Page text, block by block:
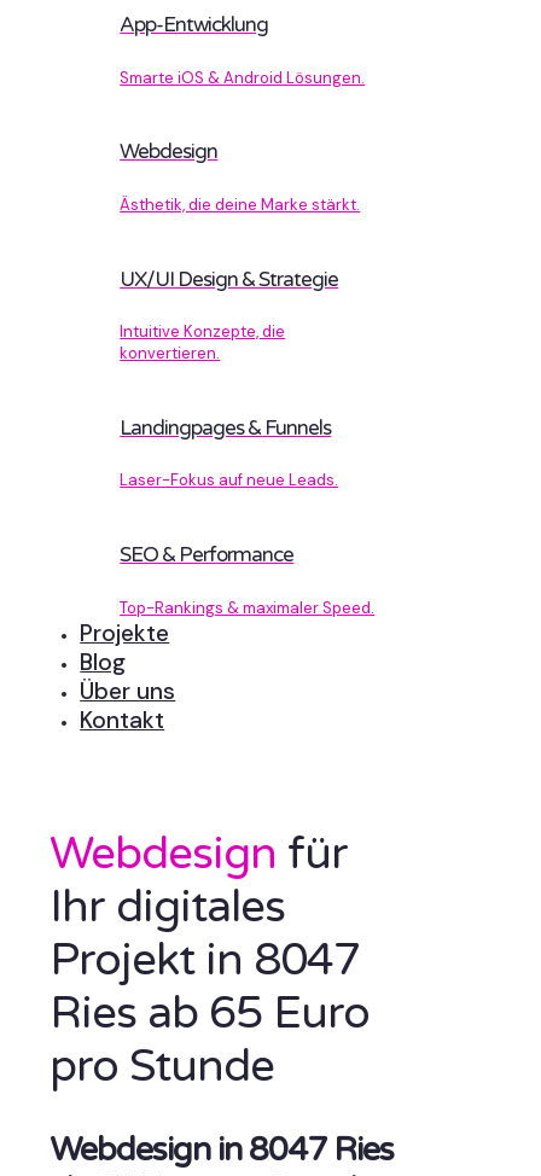
App-Entwicklung
Smarte iOS & Android Lösungen.
Webdesign
Ästhetik, die deine Marke stärkt.
UX/UI Design & Strategie
Intuitive Konzepte, die
konvertieren.
Landingpages & Funnels
Laser-Fokus auf neue Leads.
SEO & Performance
Top-Rankings & maximaler Speed.
Projekte
Blog
Über uns
Kontakt
Webdesign für
Ihr digitales
Projekt in 8047
Ries ab 65 Euro
pro Stunde
Webdesign in 8047 Ries